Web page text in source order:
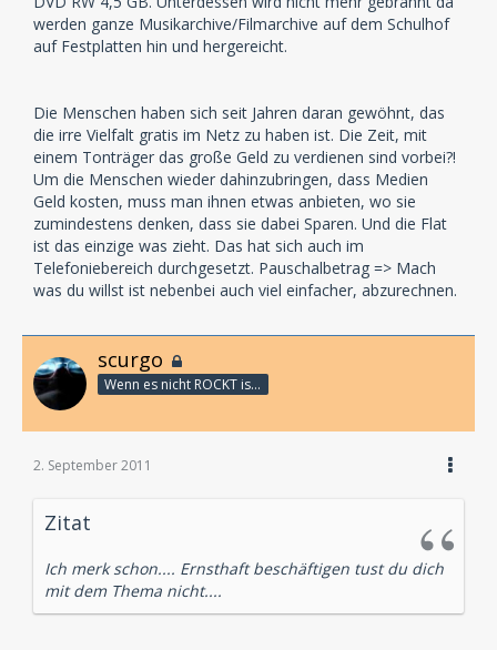
werden ganze Musikarchive/Filmarchive auf dem Schulhof
auf Festplatten hin und hergereicht.
Die Menschen haben sich seit Jahren daran gewöhnt, das
die irre Vielfalt gratis im Netz zu haben ist. Die Zeit, mit
einem Tonträger das große Geld zu verdienen sind vorbei?!
Um die Menschen wieder dahinzubringen, dass Medien
Geld kosten, muss man ihnen etwas anbieten, wo sie
zumindestens denken, dass sie dabei Sparen. Und die Flat
ist das einzige was zieht. Das hat sich auch im
Telefoniebereich durchgesetzt. Pauschalbetrag => Mach
was du willst ist nebenbei auch viel einfacher, abzurechnen.
scurgo
Wenn es nicht ROCKT is es fürn ARSCH!
2. September 2011
Zitat
Ich merk schon.... Ernsthaft beschäftigen tust du dich
mit dem Thema nicht....